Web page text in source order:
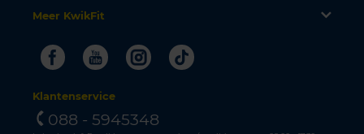
Meer KwikFit
FacebookYoutubeInstagram
Tiktok
Klantenservice
088 - 5945348